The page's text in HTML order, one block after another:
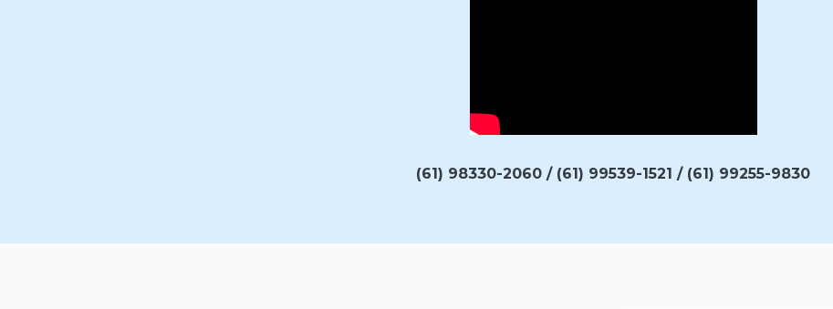
(61) 98330-2060 / (61) 99539-1521 / (61) 99255-9830